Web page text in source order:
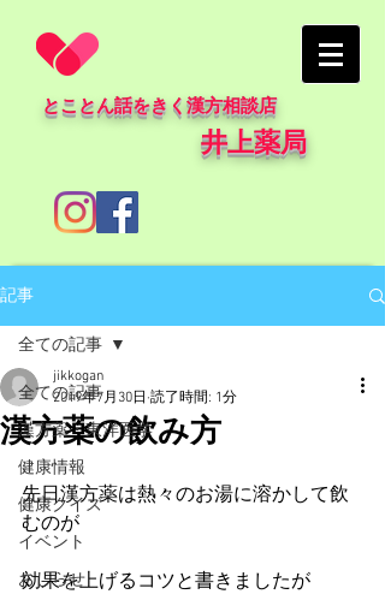
とことん話をきく漢方相談店
井上薬局
記事
全ての記事
漢方薬・東洋医学
健康情報
健康クイズ
イベント
おしらせ
全ての記事
漢方薬の飲み方
jikkogan
2019年7月30日 読了時間: 1分
先日漢方薬は熱々のお湯に溶かして飲
むのが
効果を上げるコツと書きましたが